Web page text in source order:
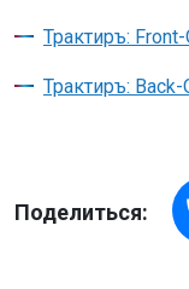
Трактиръ:
Трактиръ: Back-
Поделиться: